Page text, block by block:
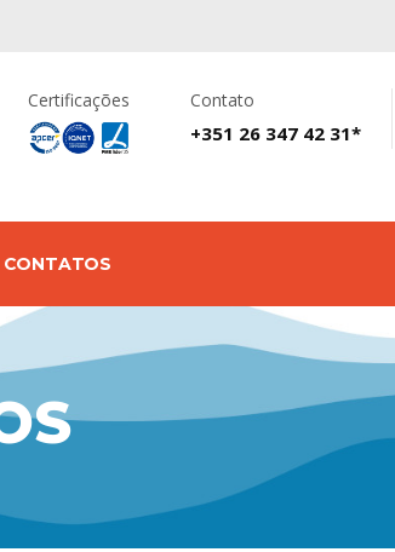
Certificações Contato
+351 26 347 42 31*
CONTATOS